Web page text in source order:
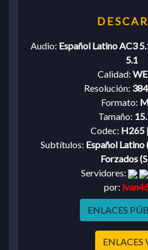
Audio: Español Latino AC3
5.1
Calidad:
Resolución:
Formato:
Tamaño:
Codec: H265
Subtítulos: Español Latino
Forzados
Servidores:
por:
ENLACES
ENLACES